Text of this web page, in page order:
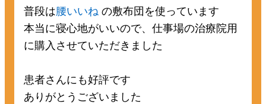
普段は腰いいね の敷布団を使っています
本当に寝心地がいいので、仕事場の治療院用
に購入させていただきました
患者さんにも好評です
ありがとうございました